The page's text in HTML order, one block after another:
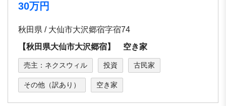
30万円
秋田県 / 大仙市大沢郷宿字宿74
【秋田県大仙市大沢郷宿】 空き家
売主：ネクスウィル 投資 古民家
その他（訳あり） 空き家